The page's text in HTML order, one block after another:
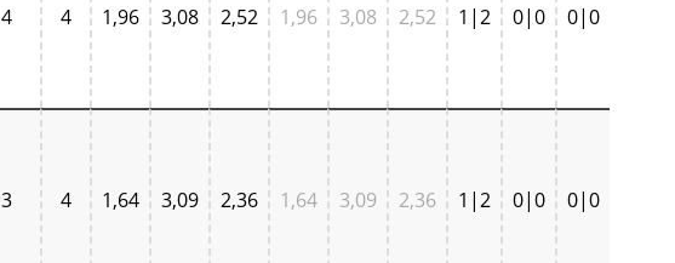
4 4 1,96 3,08 2,52 1,96 3,08 2,52 1|2 0|0 0|0
3 4 1,64 3,09 2,36 1,64 3,09 2,36 1|2 0|0 0|0